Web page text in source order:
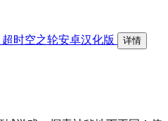
超时空之轮安卓汉化版 详情